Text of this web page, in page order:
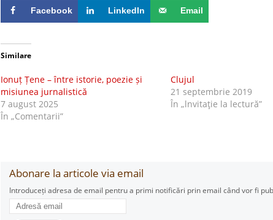
Facebook LinkedIn Email
Similare
Ionuț Țene – între istorie, poezie și
misiunea jurnalistică
7 august 2025
În „Comentarii”
Clujul
21 septembrie 2019
În „lnvitaţie la lectură”
Abonare la articole via email
Introduceți adresa de email pentru a primi notificări prin email când vor fi
Adresă
email